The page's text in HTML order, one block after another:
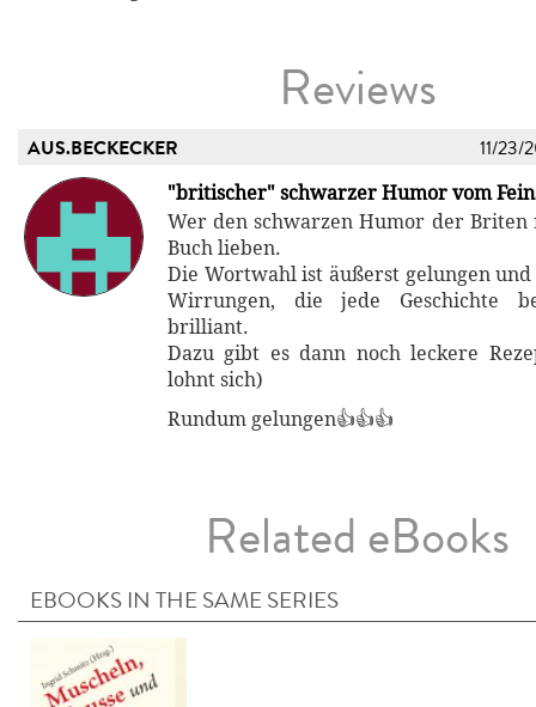
Reviews
AUS.BECKECKER 11/23/
"britischer" schwarzer Humor vom
Wer den schwarzen Humor der Briten
Buch lieben.
Die Wortwahl ist äußerst gelungen
Wirrungen, die jede Geschichte
brilliant.
Dazu gibt es dann noch leckere
lohnt sich)
Rundum gelungen👍👍👍
Related eBooks
EBOOKS IN THE SAME SERIES